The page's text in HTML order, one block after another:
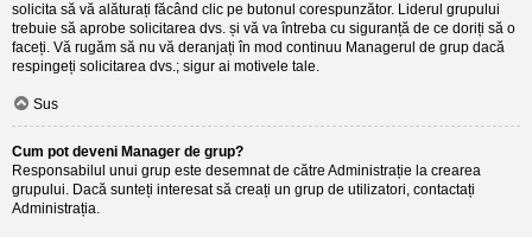
solicita să vă alăturați făcând clic pe butonul corespunzător. Liderul grupului
trebuie să aprobe solicitarea dvs. și vă va întreba cu siguranță de ce doriți să o
faceți. Vă rugăm să nu vă deranjați în mod continuu Managerul de grup dacă
respingeți solicitarea dvs.; sigur ai motivele tale.
Sus
Cum pot deveni Manager de grup?
Responsabilul unui grup este desemnat de către Administrație la crearea
grupului. Dacă sunteți interesat să creați un grup de utilizatori, contactați
Administrația.